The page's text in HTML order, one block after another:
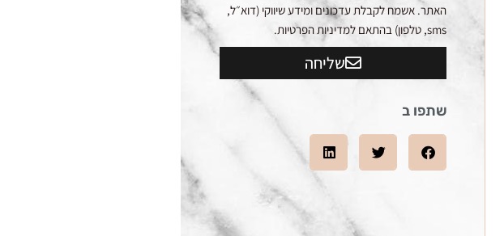
האתר. אשמח לקבלת עדכונים ומידע שיווקי (דוא״ל,
sms, טלפון) בהתאם למדיניות הפרטיות.
שליחה
שתפו ב